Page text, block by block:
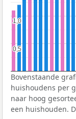
0,5
0,5
1,0
1,0
Bovenstaande
huishoudens per
naar hoog
een huishouden.